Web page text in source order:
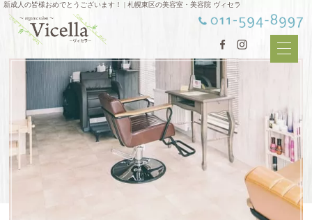
新成人の皆様おめでとうございます！ | 札幌東区の美容室・美容院 ヴィセラ